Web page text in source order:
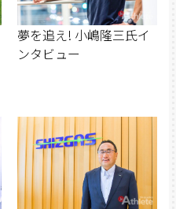
夢を追え! 小嶋隆三氏イ
ンタビュー